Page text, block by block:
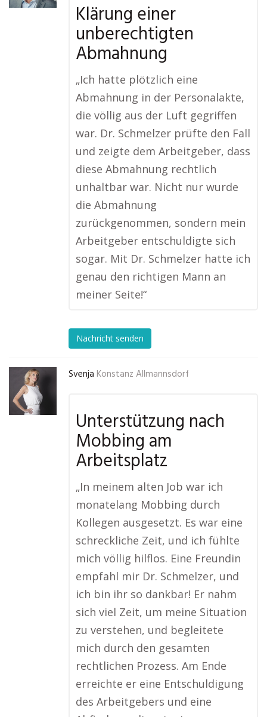
Klärung einer
unberechtigten
Abmahnung
„Ich hatte plötzlich eine
Abmahnung in der Personalakte,
die völlig aus der Luft gegriffen
war. Dr. Schmelzer prüfte den Fall
und zeigte dem Arbeitgeber, dass
diese Abmahnung rechtlich
unhaltbar war. Nicht nur wurde
die Abmahnung
zurückgenommen, sondern mein
Arbeitgeber entschuldigte sich
sogar. Mit Dr. Schmelzer hatte ich
genau den richtigen Mann an
meiner Seite!“
Nachricht senden
Svenja Konstanz Allmannsdorf
Unterstützung nach
Mobbing am
Arbeitsplatz
„In meinem alten Job war ich
monatelang Mobbing durch
Kollegen ausgesetzt. Es war eine
schreckliche Zeit, und ich fühlte
mich völlig hilflos. Eine Freundin
empfahl mir Dr. Schmelzer, und
ich bin ihr so dankbar! Er nahm
sich viel Zeit, um meine Situation
zu verstehen, und begleitete
mich durch den gesamten
rechtlichen Prozess. Am Ende
erreichte er eine Entschuldigung
des Arbeitgebers und eine